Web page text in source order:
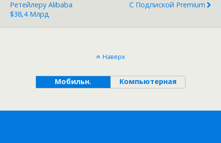
Ретейлеру Alibaba
$38,4 Млрд
С Подпиской Premium
Наверх
Мобильн. Компьютерная